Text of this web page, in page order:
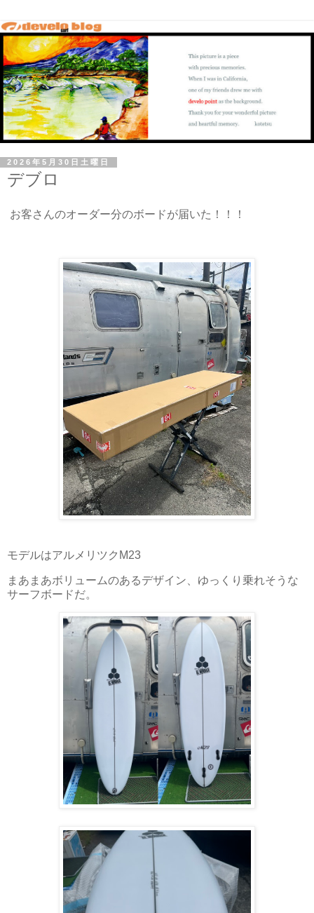
2026年5月30日土曜日
デブロ
お客さんのオーダー分のボードが届いた！！！
モデルはアルメリツクM23
まあまあボリュームのあるデザイン、ゆっくり乗れそうな
サーフボードだ。